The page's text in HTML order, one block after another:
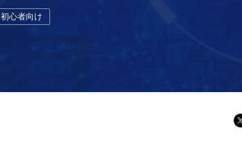
初心者向け